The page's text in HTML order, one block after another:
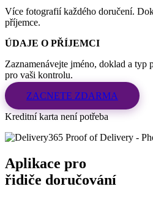
Více fotografií každého doručení.
příjemce.
ÚDAJE O PŘÍJEMCI
Zaznamenávejte jméno, doklad a
pro vaši kontrolu.
ZACNETE ZDARMA
Kreditní karta není potřeba
Aplikace pro
řidiče doručování